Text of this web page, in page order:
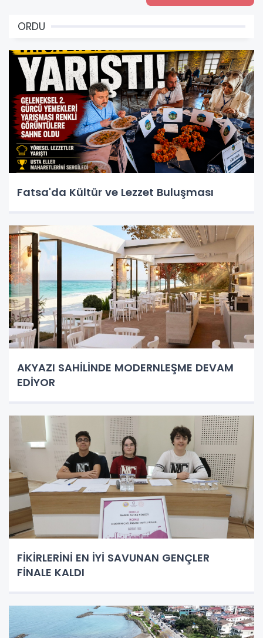
ORDU
Fatsa'da Kültür ve Lezzet Buluşması
AKYAZI SAHİLİNDE MODERNLEŞME DEVAM
EDİYOR
FİKİRLERİNİ EN İYİ SAVUNAN GENÇLER
FİNALE KALDI